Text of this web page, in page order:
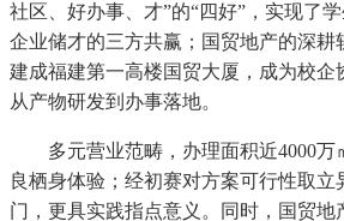
社区、好办事、才”的“四好”，实现了
企业储才的三方共赢；国贸地产的深耕
建成福建第一高楼国贸大厦，成为校企
从产物研发到办事落地。
多元营业范畴，办理面积近4000万
良栖身体验；经初赛对方案可行性取立
门，更具实践指点意义。同时，国贸地